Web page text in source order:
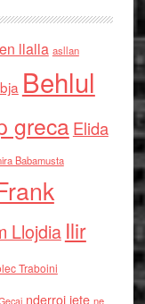
llalla asllan
Behlul
grecaElida
Babamusta
Llojdia Ilir
Traboini
nderroi jete ne